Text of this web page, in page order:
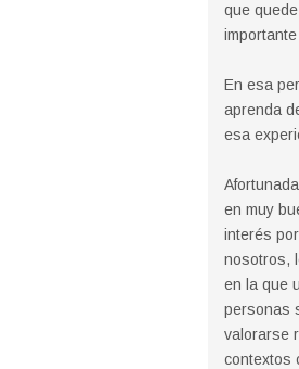
que
En esa
aprenda
esa
en muy
interés
nosotros,
en la que
personas
valorarse
contextos